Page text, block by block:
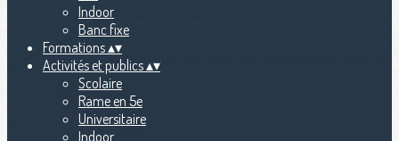
Indoor
Banc fixe
Formations▴▾
Activités et publics▴▾
Scolaire
Rame en 5e
Universitaire
Indoor